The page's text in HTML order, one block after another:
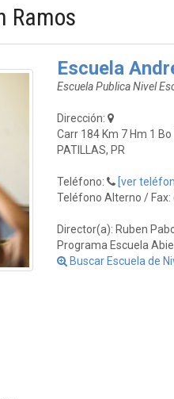
Ramos
Escuela
Escuela Publica Nivel
Dirección:
Carr 184 Km 7 Hm 1
PATILLAS, PR
Teléfono:
[ver
Teléfono Alterno / Fax:
Director(a): Ruben
Programa Escuela
Buscar Escuela de